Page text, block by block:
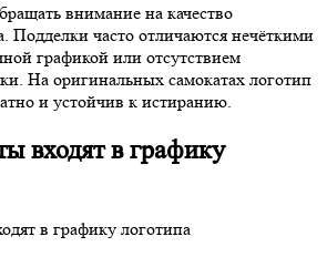
внимание на качество
Подделки часто отличаются нечёткими
графикой или отсутствием
На оригинальных самокатах логотип
и устойчив к истиранию.
входят в графику